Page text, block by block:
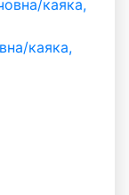
каяка,